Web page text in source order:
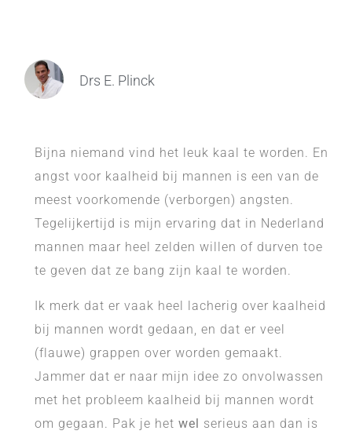
Drs E. Plinck
Bijna niemand vind het leuk kaal te worden. En
angst voor kaalheid bij mannen is een van de
meest voorkomende (verborgen) angsten.
Tegelijkertijd is mijn ervaring dat in Nederland
mannen maar heel zelden willen of durven toe
te geven dat ze bang zijn kaal te worden.
Ik merk dat er vaak heel lacherig over kaalheid
bij mannen wordt gedaan, en dat er veel
(flauwe) grappen over worden gemaakt.
Jammer dat er naar mijn idee zo onvolwassen
met het probleem kaalheid bij mannen wordt
om gegaan. Pak je het wel serieus aan dan is